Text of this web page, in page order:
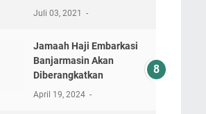
Juli 03, 2021
Jamaah Haji Embarkasi
Banjarmasin Akan
Diberangkatkan
April 19, 2024